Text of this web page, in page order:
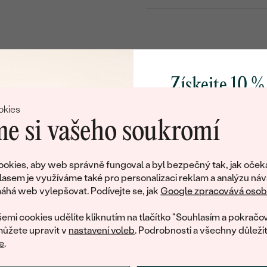
si vašeho soukromí
aby web správně fungoval a byl bezpečný tak, jak
je využíváme také pro personalizaci reklam a analýzu
web vylepšovat. Podívejte se, jak Google zpracovává
cookies udělíte kliknutím na tlačítko "Souhlasím a
upravit v nastavení voleb. Podrobnosti a všechny
.
ŠÍŘKA:
PŘIBLIŽNÁ VÁHA PŘÍVĚSKU:
CELKOVÁ PŘIBLIŽNÁ VÁHA:
Detaily o osazeném
DRUH:
ROZMĚRY:
Litujeme, ale tento šperk si už své majitele našel
množství podobných produktů. Pokud chcete být
šperku, zanechte nám svůj e-mail.
Získejte 10
poctivě vyráběných
Jako dárek na
zašleme slevový kód